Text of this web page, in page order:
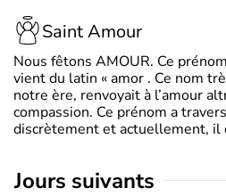
Saint Amour
Nous fêtons AMOUR. Ce
vient du latin « amor . Ce nom
notre ère, renvoyait à l’amour
compassion. Ce prénom a
discrètement et actuellement, il
jours suivants